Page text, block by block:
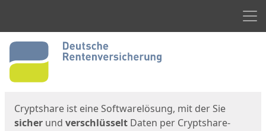
Start
Cryptshare ist eine Softwarelösung, mit der Sie
sicher und verschlüsselt Daten per Cryptshare-